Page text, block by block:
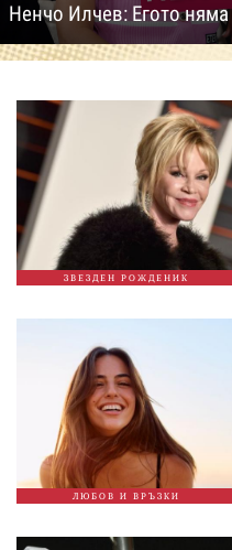
Ненчо Илчев: Егото няма
ЗВЕЗДЕН РОЖДЕНИК
ЛЮБОВ И ВРЪЗКИ